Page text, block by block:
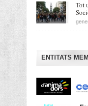
Tot
ENTITATS